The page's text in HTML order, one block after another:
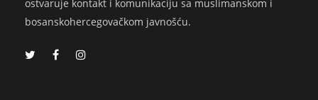
ostvaruje kontakt i komunikaciju sa muslimanskom i
bosanskohercegovačkom javnošću.